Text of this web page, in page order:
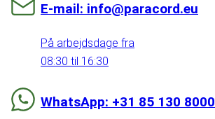
E-mail: info@paracord.eu
På arbejdsdage fra
08:30 til 16:30
WhatsApp: +31 85 130 8000